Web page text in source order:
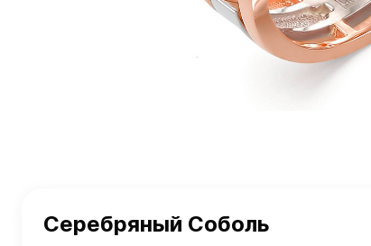
Серебряный Соболь